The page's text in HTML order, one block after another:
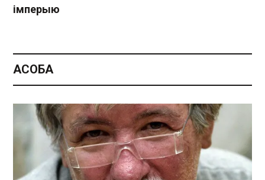
імперыю
АСОБА